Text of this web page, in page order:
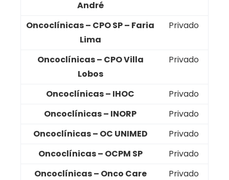
André
Oncoclínicas – CPO SP – Faria
Lima
Privado
Oncoclínicas – CPO Villa
Lobos
Privado
Oncoclínicas – IHOC
Privado
Oncoclínicas – INORP
Privado
Oncoclínicas – OC UNIMED
Privado
Oncoclínicas – OCPM SP
Privado
Oncoclínicas – Onco Care
Privado